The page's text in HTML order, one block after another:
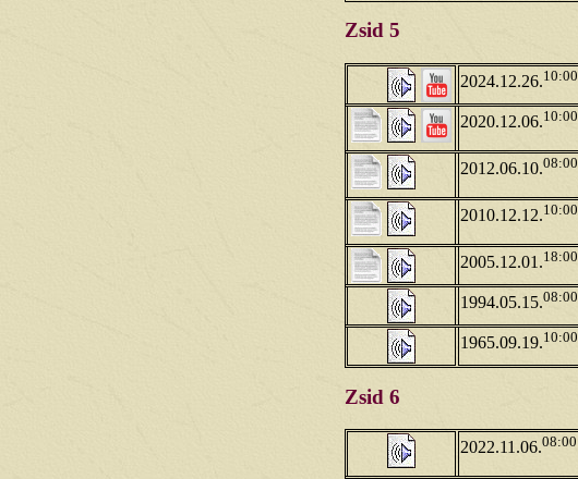
Zsid 5
2024.12.26.10:00
2020.12.06.10:00
2012.06.10.08:00
2010.12.12.10:00
2005.12.01.18:00
1994.05.15.08:00
1965.09.19.10:00
Zsid 6
2022.11.06.08:00